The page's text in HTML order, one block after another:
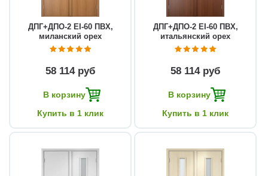
ДПГ+ДПО-2 EI-60 ПВХ,
миланский орех
58 114 руб
В корзину
Купить в 1 клик
ДПГ+ДПО-2 EI-60 ПВХ,
итальянский орех
58 114 руб
В корзину
Купить в 1 клик